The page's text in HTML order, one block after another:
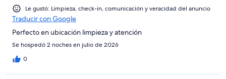
opinionesLe gustó: Limpieza, check-in, comunicación y veracidad del anuncio
Traducir con Google
Perfecto en ubicación limpieza y atención
Se hospedó 2 noches en julio de 2026
0